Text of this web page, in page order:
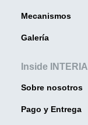
Mecanismos
Galería
Inside INTERIA
Sobre nosotros
Pago y Entrega